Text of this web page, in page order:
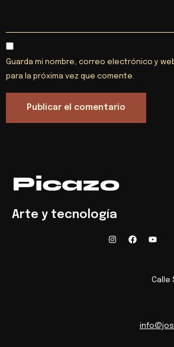
Guarda mi nombre, correo electrónico y
para la próxima vez que comente.
Arte y tecnología
Calle